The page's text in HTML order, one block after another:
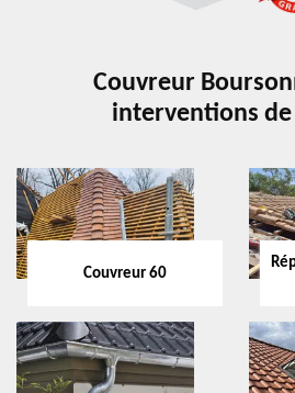
Couvreur
interventions
Couvreur 60